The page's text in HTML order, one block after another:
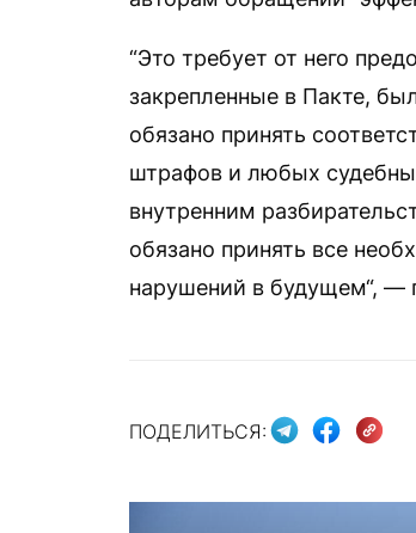
“Это требует от него
закрепленные в Пакте,
обязано принять
штрафов и любых
внутренним
обязано принять все
нарушений в будущем“, —
ПОДЕЛИТЬСЯ: